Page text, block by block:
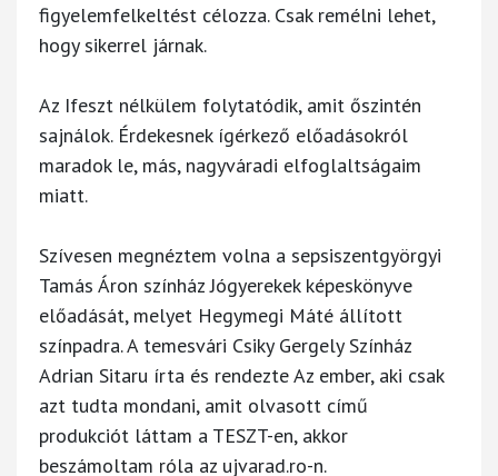
figyelemfelkeltést célozza. Csak remélni lehet,
hogy sikerrel járnak.
Az Ifeszt nélkülem folytatódik, amit őszintén
sajnálok. Érdekesnek ígérkező előadásokról
maradok le, más, nagyváradi elfoglaltságaim
miatt.
Szívesen megnéztem volna a sepsiszentgyörgyi
Tamás Áron színház Jógyerekek képeskönyve
előadását, melyet Hegymegi Máté állított
színpadra. A temesvári Csiky Gergely Színház
Adrian Sitaru írta és rendezte Az ember, aki csak
azt tudta mondani, amit olvasott című
produkciót láttam a TESZT-en, akkor
beszámoltam róla az ujvarad.ro-n.